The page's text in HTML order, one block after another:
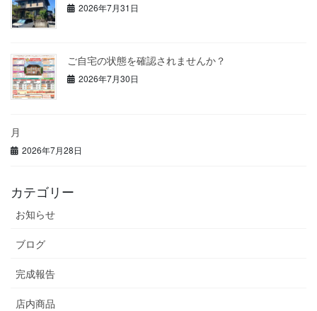
2026年7月31日
ご自宅の状態を確認されませんか？
2026年7月30日
月
2026年7月28日
カテゴリー
お知らせ
ブログ
完成報告
店内商品